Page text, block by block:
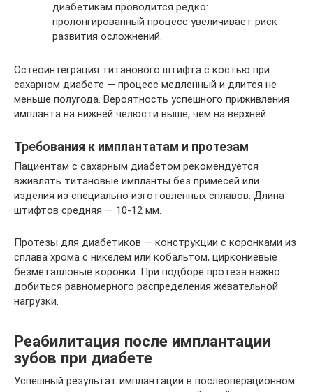
диабетикам проводится редко:
пролонгированный процесс увеличивает риск
развития осложнений.
Остеоинтеграция титанового штифта с костью при
сахарном диабете — процесс медленный и длится не
меньше полугода. Вероятность успешного приживления
импланта на нижней челюсти выше, чем на верхней.
Требования к имплантатам и протезам
Пациентам с сахарным диабетом рекомендуется
вживлять титановые импланты без примесей или
изделия из специально изготовленных сплавов. Длина
штифтов средняя — 10-12 мм.
Протезы для диабетиков — конструкции с коронками из
сплава хрома с никелем или кобальтом, циркониевые
безметалловые коронки. При подборе протеза важно
добиться равномерного распределения жевательной
нагрузки.
Реабилитация после имплантации
зубов при диабете
Успешный результат имплантации в послеоперационном